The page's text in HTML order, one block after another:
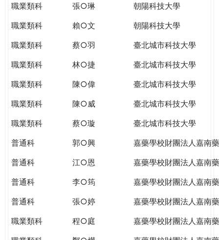
職業類科
張○琳
朝陽科技大學
職業類科
賴○文
朝陽科技大學
職業類科
蔡○羽
臺北城市科技大學
職業類科
林○捷
臺北城市科技大學
職業類科
陳○偉
臺北城市科技大學
職業類科
陳○威
臺北城市科技大學
職業類科
蔡○璇
臺北城市科技大學
普通科
郭○興
嘉藥學校財團法人嘉南
普通科
江○恩
嘉藥學校財團法人嘉南
普通科
李○筠
嘉藥學校財團法人嘉南
普通科
張○婷
嘉藥學校財團法人嘉南
職業類科
程○庭
嘉藥學校財團法人嘉南